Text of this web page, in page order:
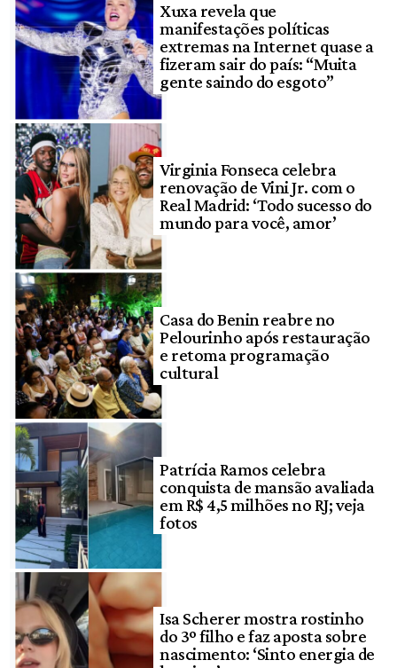
Xuxa revela que
manifestações políticas
extremas na Internet quase a
fizeram sair do país: “Muita
gente saindo do esgoto”
Virginia Fonseca celebra
renovação de Vini Jr. com o
Real Madrid: ‘Todo sucesso do
mundo para você, amor’
Casa do Benin reabre no
Pelourinho após restauração
e retoma programação
cultural
Patrícia Ramos celebra
conquista de mansão avaliada
em R$ 4,5 milhões no RJ; veja
fotos
Isa Scherer mostra rostinho
do 3º filho e faz aposta sobre
nascimento: ‘Sinto energia de